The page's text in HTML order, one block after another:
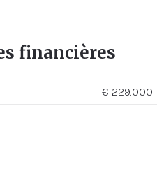
financières
€ 229.000